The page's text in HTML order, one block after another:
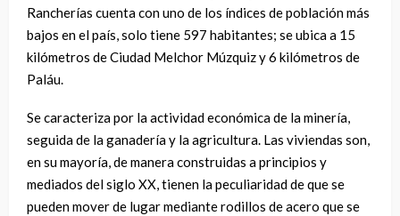
Rancherías cuenta con uno de los índices de población más
bajos en el país, solo tiene 597 habitantes; se ubica a 15
kilómetros de Ciudad Melchor Múzquiz y 6 kilómetros de
Paláu.
Se caracteriza por la actividad económica de la minería,
seguida de la ganadería y la agricultura. Las viviendas son,
en su mayoría, de manera construidas a principios y
mediados del siglo XX, tienen la peculiaridad de que se
pueden mover de lugar mediante rodillos de acero que se